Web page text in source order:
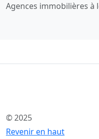
Agences immobilières à
© 2025
Revenir en haut